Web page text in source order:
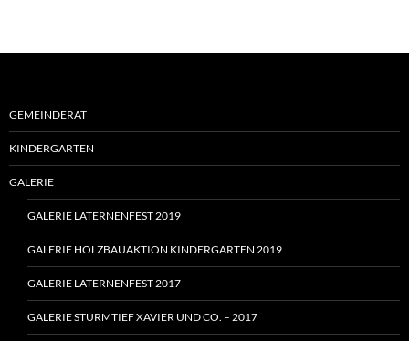
GEMEINDERAT
KINDERGARTEN
GALERIE
GALERIE LATERNENFEST 2019
GALERIE HOLZBAUAKTION KINDERGARTEN 2019
GALERIE LATERNENFEST 2017
GALERIE STURMTIEF XAVIER UND CO. – 2017